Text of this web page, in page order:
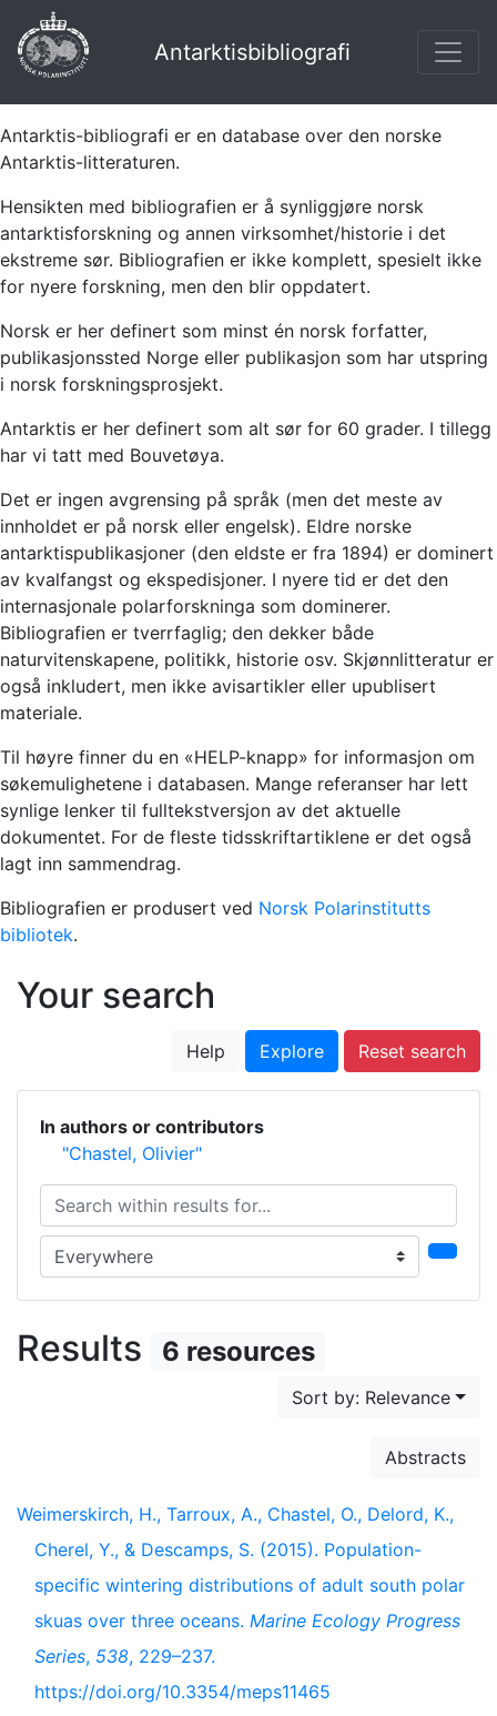
Antarktisbibliografi
Antarktis-bibliografi er en database over den norske
Antarktis-litteraturen.
Hensikten med bibliografien er å synliggjøre norsk
antarktisforskning og annen virksomhet/historie i det
ekstreme sør. Bibliografien er ikke komplett, spesielt ikke
for nyere forskning, men den blir oppdatert.
Norsk er her definert som minst én norsk forfatter,
publikasjonssted Norge eller publikasjon som har utspring
i norsk forskningsprosjekt.
Antarktis er her definert som alt sør for 60 grader. I tillegg
har vi tatt med Bouvetøya.
Det er ingen avgrensing på språk (men det meste av
innholdet er på norsk eller engelsk). Eldre norske
antarktispublikasjoner (den eldste er fra 1894) er dominert
av kvalfangst og ekspedisjoner. I nyere tid er det den
internasjonale polarforskninga som dominerer.
Bibliografien er tverrfaglig; den dekker både
naturvitenskapene, politikk, historie osv. Skjønnlitteratur er
også inkludert, men ikke avisartikler eller upublisert
materiale.
Til høyre finner du en «HELP-knapp» for informasjon om
søkemulighetene i databasen. Mange referanser har lett
synlige lenker til fulltekstversjon av det aktuelle
dokumentet. For de fleste tidsskriftartiklene er det også
lagt inn sammendrag.
Bibliografien er produsert ved Norsk Polarinstitutts
bibliotek.
Your search
Help Explore Reset search
In authors or contributors
"Chastel, Olivier"
Search within results for...
Search in...
Results 6 resources
Sort by: Relevance
Abstracts
Weimerskirch, H., Tarroux, A., Chastel, O., Delord, K.,
Cherel, Y., & Descamps, S. (2015). Population-
specific wintering distributions of adult south polar
skuas over three oceans. Marine Ecology Progress
Series, 538, 229–237.
https://doi.org/10.3354/meps11465